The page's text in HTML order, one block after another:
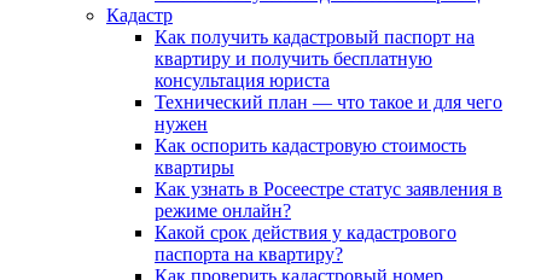
Кадастр
Как получить кадастровый паспорт на
квартиру и получить бесплатную
консультация юриста
Технический план — что такое и для чего
нужен
Как оспорить кадастровую стоимость
квартиры
Как узнать в Росеестре статус заявления в
режиме онлайн?
Какой срок действия у кадастрового
паспорта на квартиру?
Как проверить кадастровый номер